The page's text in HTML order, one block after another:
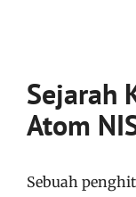
Sejarah
Atom
Sebuah